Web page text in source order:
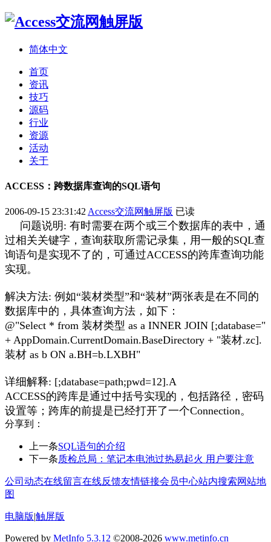
简体中文
首页
资讯
技巧
源码
行业
资源
活动
关于
ACCESS：跨数据库查询的SQL语句
2006-09-15 23:31:42 Access交流网触屏版 已读
问题说明: 有时需要在两个或三个数据库的表中，通
过相关关键字，查询获取所需记录集，用一般的SQL查
询语句是实现不了的，可通过ACCESS的跨库查询功能
实现。
解决方法: 例如“装材类型”和“装材”两张表是在不同的
数据库中的，具体查询方法，如下：
@"Select * from 装材类型 as a INNER JOIN [;database="
+ AppDomain.CurrentDomain.BaseDirectory + "装材.zc].
装材 as b ON a.BH=b.LXBH"
详细解释: [;database=path;pwd=12].A
ACCESS的跨库是通过中括号实现的，包括路径，密码
设置等；跨库的前提是已经打开了一个Connection。
分享到：
上一条SQL语句的介绍
下一条质检总局：笔记本电池过热易起火 用户要注意
公司动态在线留言在线反馈友情链接会员中心站内搜索网站地
图
电脑版|触屏版
Powered by MetInfo 5.3.12 ©2008-2026 www.metinfo.cn